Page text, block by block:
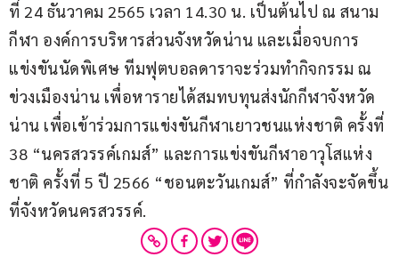
ที่ 24 ธันวาคม 2565 เวลา 14.30 น. เป็นต้นไป ณ สนาม
กีฬา องค์การบริหารส่วนจังหวัดน่าน และเมื่อจบการ
แข่งขันนัดพิเศษ ทีมฟุตบอลดาราจะร่วมทำกิจกรรม ณ
ข่วงเมืองน่าน เพื่อหารายได้สมทบทุนส่งนักกีฬาจังหวัด
น่าน เพื่อเข้าร่วมการแข่งขันกีฬาเยาวชนแห่งชาติ ครั้งที่
38 “นครสวรรค์เกมส์” และการแข่งขันกีฬาอาวุโสแห่ง
ชาติ ครั้งที่ 5 ปี 2566 “ชอนตะวันเกมส์” ที่กำลังจะจัดขึ้น
ที่จังหวัดนครสวรรค์.